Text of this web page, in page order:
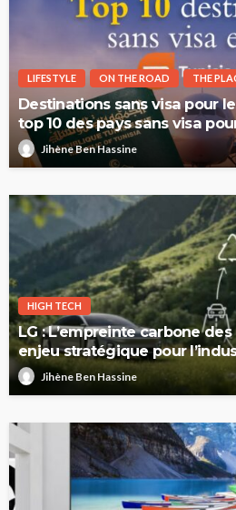
LIFESTYLE ON THE ROAD THE
Destinations sans visa pour
top 10 des pays sans visa
2026Jihène Ben Hassine
HIGH TECH
LG : L’empreinte carbone
enjeu stratégique pour
européenne
Jihène Ben Hassine